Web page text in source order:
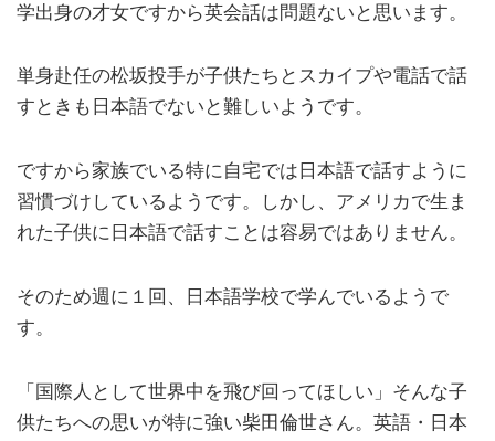
学出身の才女ですから英会話は問題ないと思います。
単身赴任の松坂投手が子供たちとスカイプや電話で話
すときも日本語でないと難しいようです。
ですから家族でいる特に自宅では日本語で話すように
習慣づけしているようです。しかし、アメリカで生ま
れた子供に日本語で話すことは容易ではありません。
そのため週に１回、日本語学校で学んでいるようで
す。
「国際人として世界中を飛び回ってほしい」そんな子
供たちへの思いが特に強い柴田倫世さん。英語・日本